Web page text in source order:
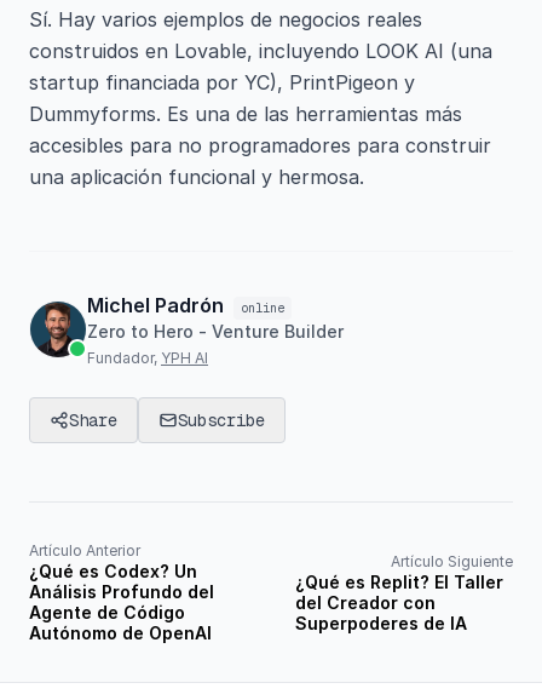
Sí. Hay varios ejemplos de negocios reales
construidos en Lovable, incluyendo LOOK AI (una
startup financiada por YC), PrintPigeon y
Dummyforms. Es una de las herramientas más
accesibles para no programadores para construir
una aplicación funcional y hermosa.
Michel Padrón online
Zero to Hero - Venture Builder
Fundador, YPH AI
Share Subscribe
Artículo Anterior
¿Qué es Codex? Un
Análisis Profundo del
Agente de Código
Autónomo de OpenAI
Artículo Siguiente
¿Qué es Replit? El Taller
del Creador con
Superpoderes de IA